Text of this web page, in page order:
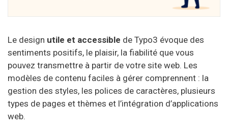
Le design utile et accessible de Typo3 évoque des
sentiments positifs, le plaisir, la fiabilité que vous
pouvez transmettre à partir de votre site web. Les
modèles de contenu faciles à gérer comprennent : la
gestion des styles, les polices de caractères, plusieurs
types de pages et thèmes et l’intégration d’applications
web.